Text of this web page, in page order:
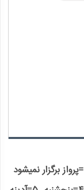
روزهای پروازی : D=هرروز X=بجز NA=پرواز برگزار نمیشود